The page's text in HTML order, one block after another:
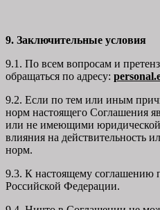
9. Заключительные условия
9.1. По всем вопросам и
обращаться по адресу:
9.2. Если по тем или иным
норм настоящего Соглашения
или не имеющими юридической
влияния на действительность
норм.
9.3. К настоящему соглашению
Российской Федерации.